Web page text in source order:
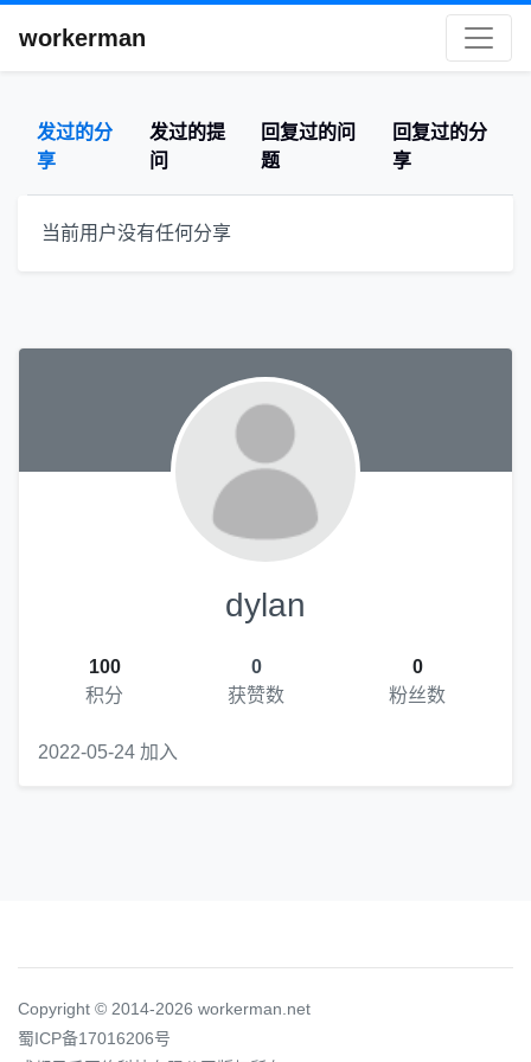
workerman
发过的分
享
发过的提
问
回复过的问
题
回复过的分
享
当前用户没有任何分享
dylan
100
积分
0
获赞数
0
粉丝数
2022-05-24 加入
Copyright © 2014-2026 workerman.net
蜀ICP备17016206号